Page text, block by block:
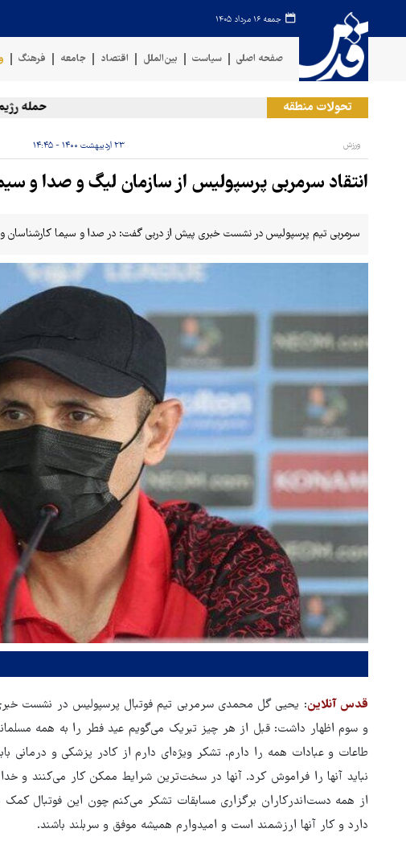
جمعه ۱۶ مرداد ۱۴۰۵
صفحه اصلی سیاست بین‌الملل اقتصاد جامعه فرهنگ
تحولات منطقه حمله رژیم
ورزش ۲۳ اردیبهشت ۱۴۰۰ - ۱۴:۴۵
انتقاد سرمربی پرسپولیس از سازمان لیگ و صدا و
سرمربی تیم پرسپولیس در نشست خبری پیش از دربی گفت: در صدا و سیما کارشناسان و
قدس آنلاین: یحیی گل محمدی سرمربی تیم فوتبال پرسپولیس در نشست
و سوم اظهار داشت: قبل از هر چیز تبریک می‌گویم عید فطر را به همه
طاعات و عبادات همه را دارم. تشکر ویژه‌ای دارم از کادر پزشکی و
نباید آنها را فراموش کرد. آنها در سخت‌ترین شرایط ممکن کار می‌کنند و خدا
از همه دست‌اندرکاران برگزاری مسابقات تشکر می‌کنم چون این فوتبال
دارد و کار آنها ارزشمند است و امیدوارم همیشه موفق و سربلند باشند.